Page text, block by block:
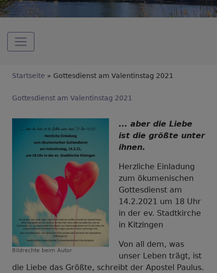
Hauptnavigation
Breadcrumb
Startseite Gottesdienst am Valentinstag 2021
Gottesdienst am Valentinstag 2021
Bildrechte beim Autor
... aber die Liebe
ist die größte unter
ihnen.
Herzliche Einladung
zum ökumenischen
Gottesdienst am
14.2.2021 um 18 Uhr
in der ev. Stadtkirche
in Kitzingen
Von all dem, was
unser Leben trägt, ist
die Liebe das Größte, schreibt der Apostel Paulus.